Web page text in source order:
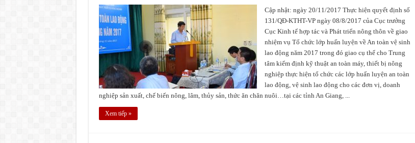
Cập nhật: ngày 20/11/2017 Thực hiện quyết định số
131/QĐ-KTHT-VP ngày 08/8/2017 của Cục trưởng
Cục Kinh tế hợp tác và Phát triển nông thôn về giao
nhiệm vụ Tổ chức lớp huấn luyện về An toàn vệ sinh
lao động năm 2017 trong đó giao cụ thể cho Trung
tâm kiểm định kỹ thuật an toàn máy, thiết bị nông
nghiệp thực hiện tổ chức các lớp huấn luyện an toàn
lao động, vệ sinh lao động cho các đơn vị, doanh
nghiệp sản xuất, chế biến nông, lâm, thủy sản, thức ăn chăn nuôi…tại các tỉnh An Giang, ...
Xem tiếp »